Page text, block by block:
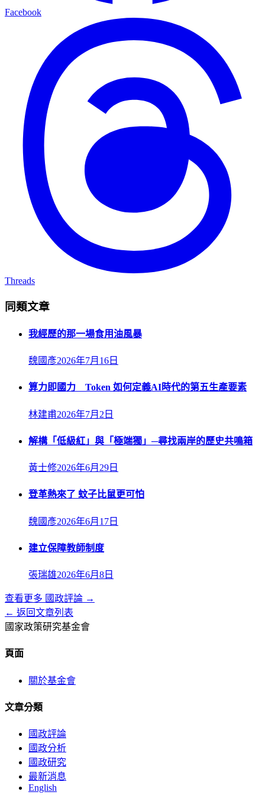
Facebook
Threads
同類文章
我經歷的那一場食用油風暴
魏國彥2026年7月16日
算力即國力 Token 如何定義AI時代的第五生產要素
林建甫2026年7月2日
解構「低級紅」與「極端獨」─尋找兩岸的歷史共鳴箱
黃士修2026年6月29日
登革熱來了 蚊子比鼠更可怕
魏國彥2026年6月17日
建立保障教師制度
張瑞雄2026年6月8日
查看更多 國政評論 →
← 返回文章列表
國家政策研究基金會
頁面
關於基金會
文章分類
國政評論
國政分析
國政研究
最新消息
English